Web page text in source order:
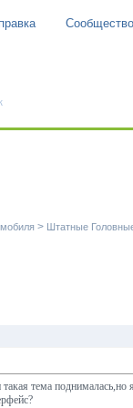
Сообщество
> Штатные
тема поднималась,но